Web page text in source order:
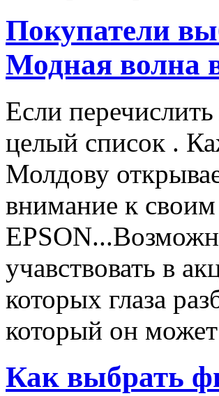
Покупатели
Модная волна
Если
целый список .
Молдову
внимание к
учавствовать в
которых глаза
который он
Как выбрать